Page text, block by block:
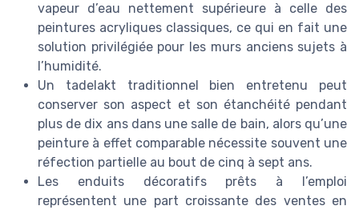
vapeur d’eau nettement supérieure à celle des
peintures acryliques classiques, ce qui en fait une
solution privilégiée pour les murs anciens sujets à
l’humidité.
Un tadelakt traditionnel bien entretenu peut
conserver son aspect et son étanchéité pendant
plus de dix ans dans une salle de bain, alors qu’une
peinture à effet comparable nécessite souvent une
réfection partielle au bout de cinq à sept ans.
Les enduits décoratifs prêts à l’emploi
représentent une part croissante des ventes en